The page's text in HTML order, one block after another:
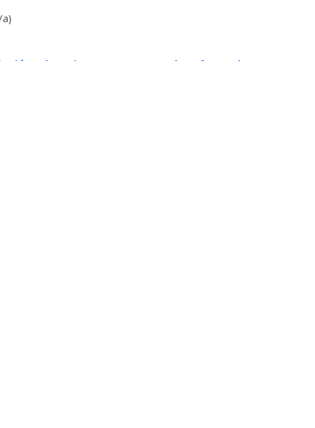
educativa, un reto para el profesorado